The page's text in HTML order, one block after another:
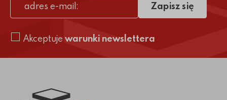
adres e-mail
Akceptuje warunki newslettera
Zapisz się
Link do strony głównej